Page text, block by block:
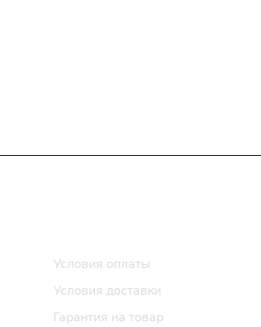
Условия оплаты
Условия доставки
Гарантия на товар